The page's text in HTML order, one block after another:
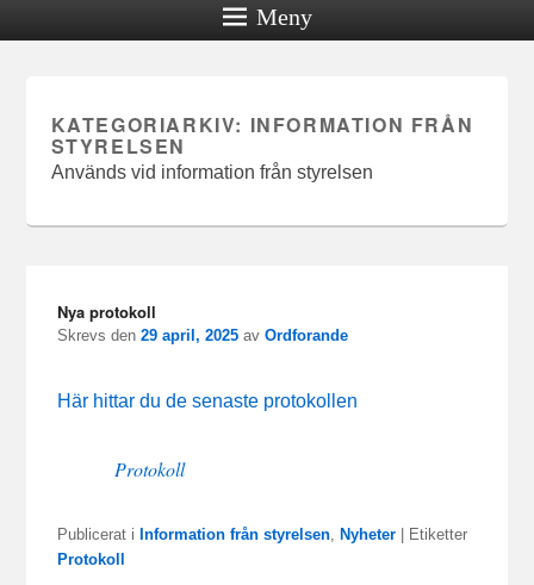
Meny
KATEGORIARKIV: INFORMATION FRÅN
STYRELSEN
Används vid information från styrelsen
Nya protokoll
Skrevs den29 april, 2025 avOrdforande
Här hittar du de senaste protokollen
Protokoll
Publicerat i Information från styrelsen, Nyheter
Etiketter
Protokoll